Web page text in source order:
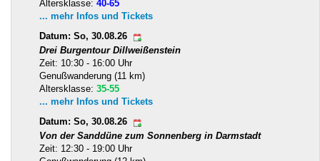
Altersklasse: 40-65
... mehr Infos und Tickets
Datum: So, 30.08.26
Drei Burgentour Dillweißenstein
Zeit: 10:30 - 16:00 Uhr
Genußwanderung (11 km)
Altersklasse: 35-55
... mehr Infos und Tickets
Datum: So, 30.08.26
Von der Sanddüne zum Sonnenberg in Darmstadt
Zeit: 12:30 - 19:00 Uhr